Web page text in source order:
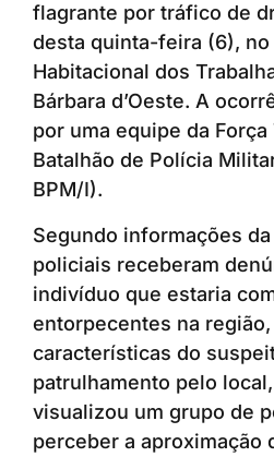
flagrante por tráfico de
desta quinta-feira (6), no
Habitacional dos
Bárbara d’Oeste. A
por uma equipe da Força
Batalhão de Polícia
BPM/I).
Segundo informações
policiais receberam
indivíduo que estaria
entorpecentes na
características do
patrulhamento pelo
visualizou um grupo de
perceber a aproximação